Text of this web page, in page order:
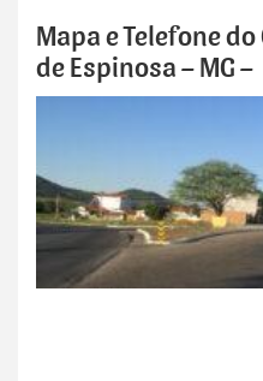
Mapa e Telefone
de Espinosa – MG –